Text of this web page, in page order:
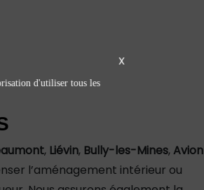
, Liévin, Bully-les-Mines, Avion
l’aménagement intérieur ou
X
d'utiliser tous les